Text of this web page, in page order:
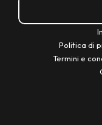
Politica di
Termini e